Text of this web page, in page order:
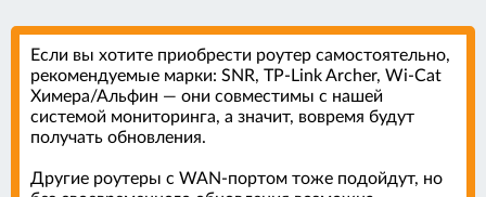
Если вы хотите приобрести роутер самостоятельно,
рекомендуемые марки: SNR, TP-Link Archer, Wi-Cat
Химера/Альфин — они совместимы с нашей
системой мониторинга, а значит, вовремя будут
получать обновления.
Другие роутеры с WAN-портом тоже подойдут, но